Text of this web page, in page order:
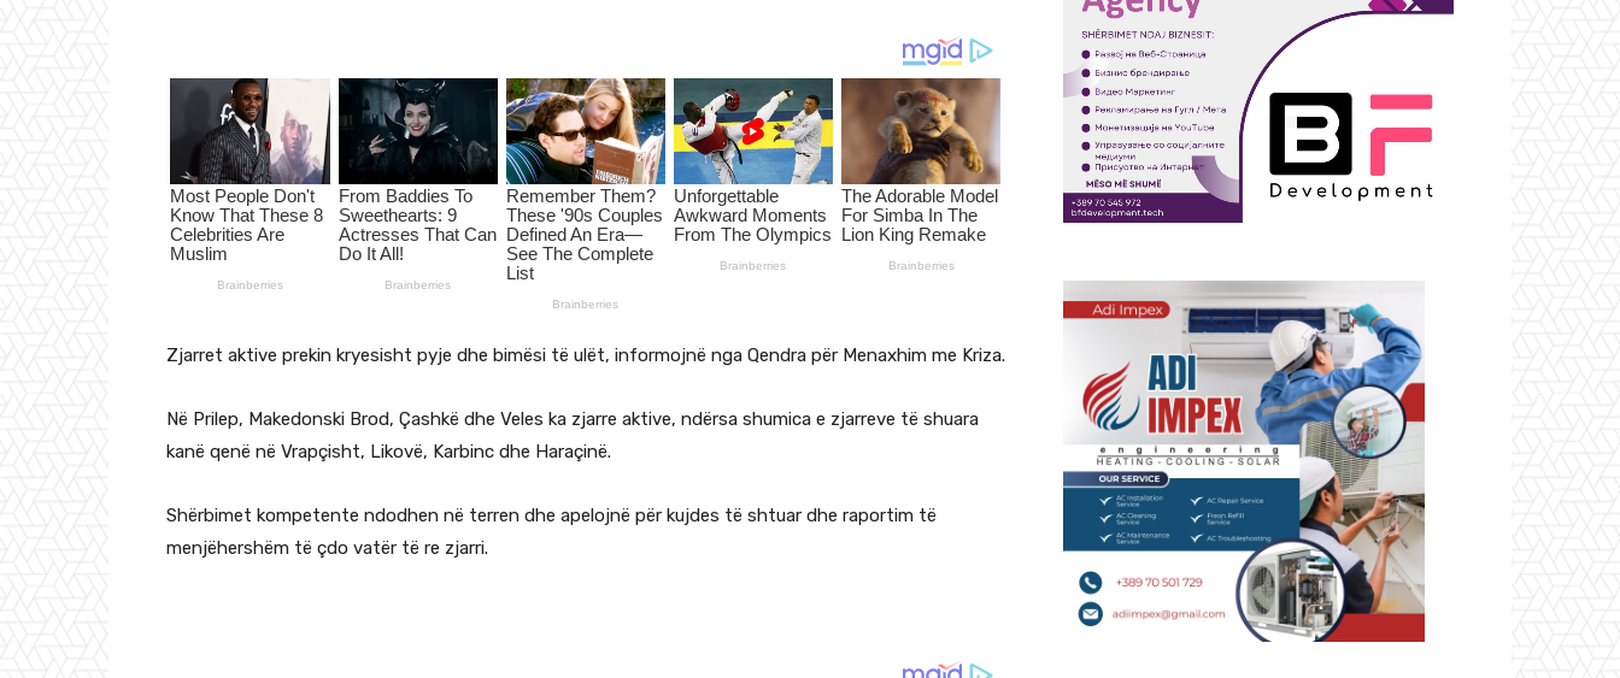
Zjarret aktive prekin kryesisht pyje dhe bimësi të ulët, informojnë nga Qendra për Menaxhim me Kriza.
Në Prilep, Makedonski Brod, Çashkë dhe Veles ka zjarre aktive, ndërsa shumica e zjarreve të shuara
kanë qenë në Vrapçisht, Likovë, Karbinc dhe Haraçinë.
Shërbimet kompetente ndodhen në terren dhe apelojnë për kujdes të shtuar dhe raportim të
menjëhershëm të çdo vatër të re zjarri.